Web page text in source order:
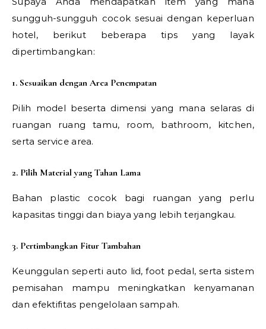
sungguh-sungguh cocok sesuai dengan keperluan
hotel, berikut beberapa tips yang layak
dipertimbangkan:
1. Sesuaikan dengan Area Penempatan
Pilih model beserta dimensi yang mana selaras di
ruangan ruang tamu, room, bathroom, kitchen,
serta service area.
2. Pilih Material yang Tahan Lama
Bahan plastic cocok bagi ruangan yang perlu
kapasitas tinggi dan biaya yang lebih terjangkau.
3. Pertimbangkan Fitur Tambahan
Keunggulan seperti auto lid, foot pedal, serta sistem
pemisahan mampu meningkatkan kenyamanan
dan efektifitas pengelolaan sampah.